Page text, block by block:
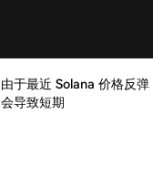
由于最近 Solana 价格反
会导致短期